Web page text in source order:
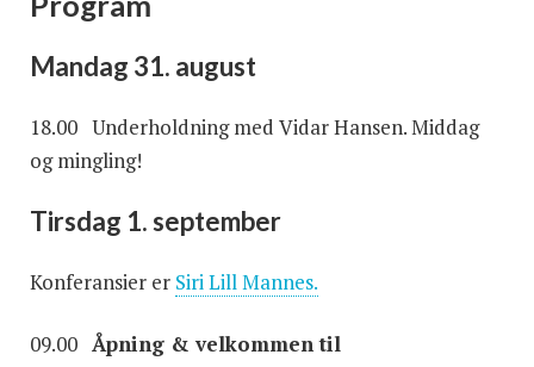
Mandag 31. august
18.00 Underholdning med Vidar Hansen. Middag
og mingling!
Tirsdag 1. september
Konferansier er Siri Lill Mannes.
09.00 Åpning & velkommen til